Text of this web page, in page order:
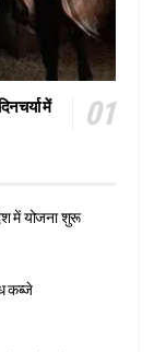
में
में योजना शुरू
कब्जे